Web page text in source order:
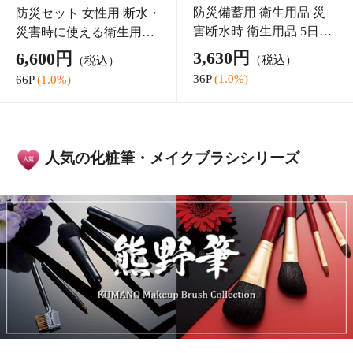
熊野化粧筆 チークブラシ アイシャドウブラシ シャドウ
ライナーブラシ リップブラシ ブラシ＆コーム 熊野筆 松
リス 化粧筆 メイクブラシ
11,000円
熊野化粧筆セット
リキッドブラシ
チークブラシ ブ
ラシ&コーム アイ
シャドウブラシ
ブラシ収納ポーチ
メイクブラシ4本
セット 熊野筆 メ
11,000円 （税込）
(1.0%)
熊野化粧筆 フェ
イスブラシ ハイ
ライトブラシ ア
イシャドウブラシ
メイクブラシ3本
セット 熊野筆 メ
イクアップ コス
メ 美容 メイク フ
8,800円（税込）
88P (1.0%)
熊野化粧筆 フェ
イスブラシ アイ
シャドウブラシ
熊野筆 化粧筆 メ
イクブラシ メイ
ク コスメ 化粧品
化粧雑貨 化粧小
物 筆 母の日 母の
日
6,600円（税込）
66P (1.0%)